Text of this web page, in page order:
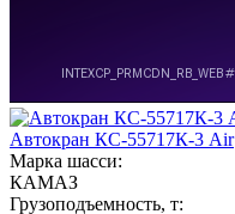
Автокран КС-55717К-3 Air
Марка шасси:
КАМАЗ
Грузоподъемность, т: